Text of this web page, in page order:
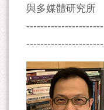
與多媒體研究所